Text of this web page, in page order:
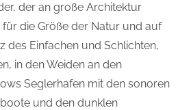
der an große Architektur
die Größe der Natur und auf
des Einfachen und Schlichten,
in den Weiden an den
Seglerhafen mit den sonoren
und den dunklen